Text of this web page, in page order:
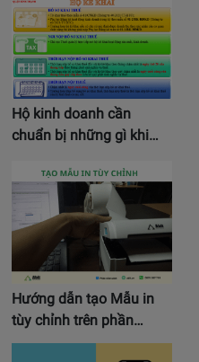
Hộ kinh doanh cần
chuẩn bị những gì khi…
Hướng dẫn tạo Mẫu in
tùy chỉnh trên phần…